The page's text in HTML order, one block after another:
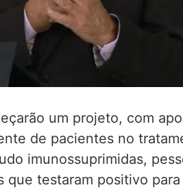
um projeto, com
de pacientes no
imunossuprimidas,
que testaram positivo